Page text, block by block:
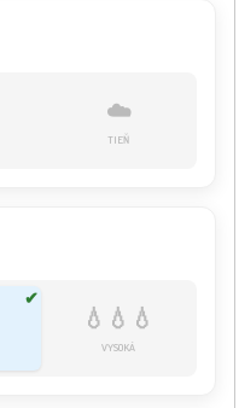
☁️
TIEŇ
✔
💧💧💧
VYSOKÁ